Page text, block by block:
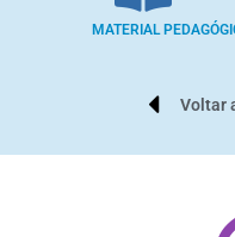
MATERIAL
Voltar